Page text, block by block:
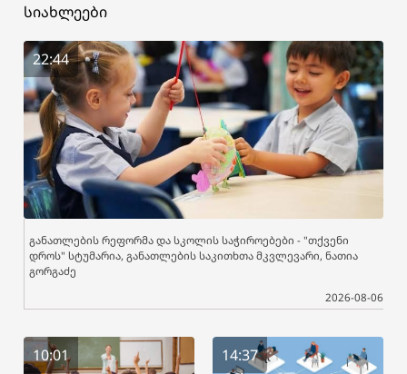
სიახლეები
22:44
განათლების რეფორმა და სკოლის საჭიროებები - "თქვენი
დროს" სტუმარია, განათლების საკითხთა მკვლევარი, ნათია
გორგაძე
2026-08-06
10:01 14:37